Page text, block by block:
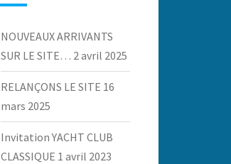
NOUVEAUX ARRIVANTS
SUR LE SITE… 2 avril 2025
RELANÇONS LE SITE 16
mars 2025
Invitation YACHT CLUB
CLASSIQUE 1 avril 2023